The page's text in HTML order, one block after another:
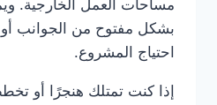
مساحات العمل الخارجية.
بشكل مفتوح من الجوانب
احتياج المشروع.
إذا كنت تمتلك هنجرًا أو